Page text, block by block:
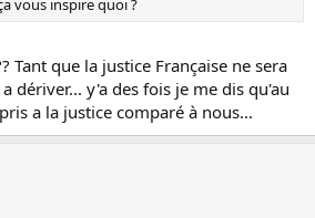
vous inspire quoi ?
Tant que la justice Française ne sera
dériver... y'a des fois je me dis qu'au
a la justice comparé à nous...